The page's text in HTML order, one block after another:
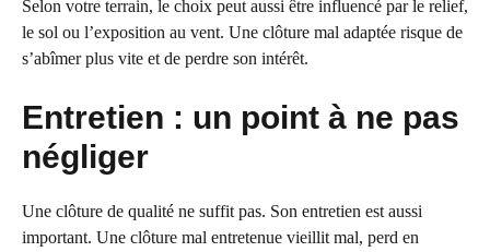
Selon votre terrain, le choix peut aussi être influencé par le relief,
le sol ou l’exposition au vent. Une clôture mal adaptée risque de
s’abîmer plus vite et de perdre son intérêt.
Entretien : un point à ne pas
négliger
Une clôture de qualité ne suffit pas. Son entretien est aussi
important. Une clôture mal entretenue vieillit mal, perd en